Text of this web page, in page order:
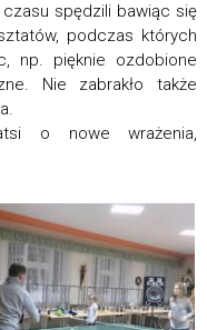
czasu spędzili bawiąc się
podczas których
np. pięknie ozdobione
Nie zabrakło także
o nowe wrażenia,